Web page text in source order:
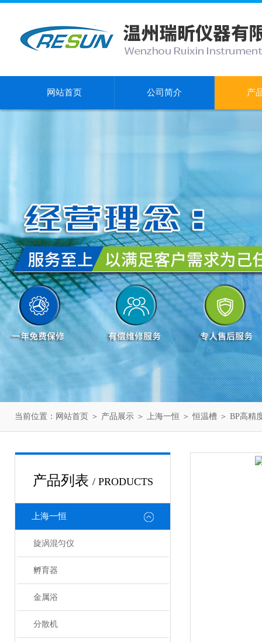
网站首页 公司简介 产
当前位置： 网站首页 ＞ 产品展示 ＞ 上海一恒 ＞恒温槽 ＞ BP高精
产品列表 / PRODUCTS
上海一恒
旋涡混匀仪
孵育器
金属浴
分散机